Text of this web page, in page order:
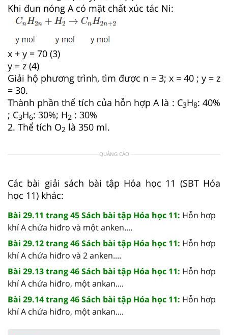
Khi đun nóng A có mặt chất xúc tác Ni:
x + y = 70 (3)
y = z (4)
Giải hộ phương trình, tìm được n = 3; x = 40 ; y = z
= 30.
Thành phần thể tích của hỗn hợp A là : C3H8: 40%
; C3H6: 30%; H2 : 30%
2. Thể tích O2 là 350 ml.
QUẢNG CÁO
Các bài giải sách bài tập Hóa học 11 (SBT Hóa
học 11) khác:
Bài 29.11 trang 45 Sách bài tập Hóa học 11: Hỗn hơp
khí A chứa hiđro và một anken....
Bài 29.12 trang 46 Sách bài tập Hóa học 11: Hỗn hơp
khí A chứa hiđro và 2 anken....
Bài 29.13 trang 46 Sách bài tập Hóa học 11: Hỗn hơp
khí A chứa hiđro, một ankan....
Bài 29.14 trang 46 Sách bài tập Hóa học 11: Hỗn hơp
khí A chứa hiđro, một ankan....